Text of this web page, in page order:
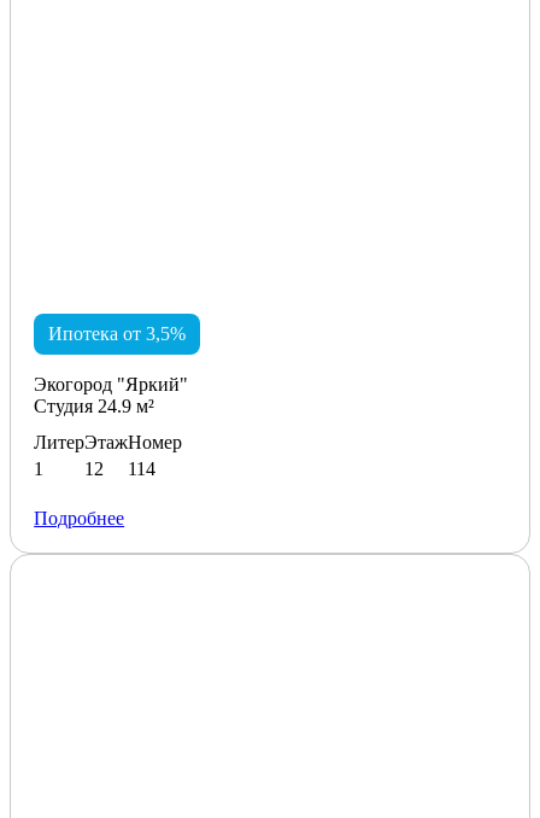
Ипотека от 3,5%
Экогород "Яркий"
Студия 24.9 м²
Литер
1
Этаж
12
Номер
114
Подробнее